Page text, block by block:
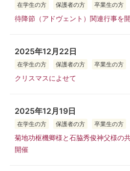
在学生の方 保護者の方 卒業生の方
待降節（アドヴェント）関連行事を
2025年12月22日
在学生の方 保護者の方 卒業生の方
クリスマスによせて
2025年12月19日
在学生の方 保護者の方 卒業生の方
菊地功枢機卿様と石脇秀俊神父様の
開催